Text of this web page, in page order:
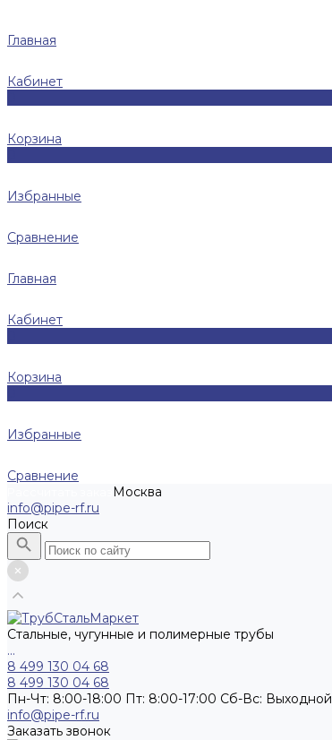
Главная
Кабинет
Корзина
Избранные
Сравнение
Главная
Кабинет
Корзина
Избранные
Сравнение
Москва
info@pipe-rf.ru
Поиск
Стальные, чугунные и полимерные трубы
...
8 499 130 04 68
8 499 130 04 68
Пн-Чт: 8:00-18:00 Пт: 8:00-17:00 Сб-Вс: Выходной
info@pipe-rf.ru
Заказать звонок